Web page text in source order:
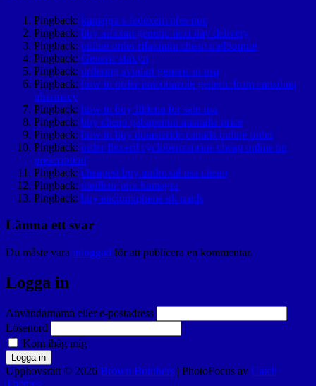
Pingback: kamagra s fedexem přes noc
Pingback: buy xifaxan generic next day delivery
Pingback: online order rifaximin cheap melbourne
Pingback: Generic staxyn
Pingback: ordering avodart generic in usa
Pingback: how to order itraconazole generic from canadian
pharmacy
Pingback: how to buy fildena for sale usa
Pingback: buy cheap gabapentin australia price
Pingback: how to buy dutasteride canada online order
Pingback: order flexeril cyclobenzaprine cheap online no
prescription
Pingback: cheapest buy androxal usa cheap
Pingback: meilleur prix kamagra
Pingback: buy enclomiphene uk meds
Lämna ett svar
Du måste vara inloggad för att publicera en kommentar.
Logga in
Användarnamn eller e-postadress
Lösenord
Kom ihåg mig
Logga in
Upphovsrätt © 2026 Brown Bombers | PhotoFocus av Catch
Themes